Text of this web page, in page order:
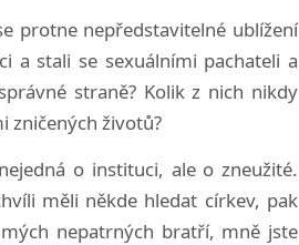
protne nepředstavitelné ublížení
a stali se sexuálními pachateli a
straně? Kolik z nich nikdy
zničených životů?
o instituci, ale o zneužité.
měli někde hledat církev, pak
nepatrných bratří, mně jste